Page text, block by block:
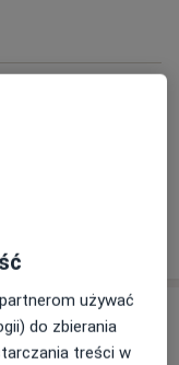
używać
do zbierania
treści w